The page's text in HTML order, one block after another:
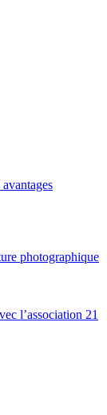
photographique
l’association 21